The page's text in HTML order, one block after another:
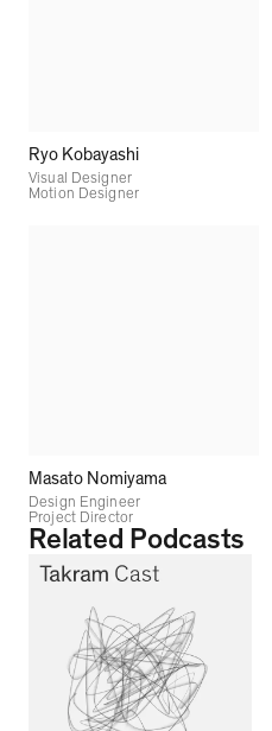
Ryo Kobayashi
Visual Designer
Motion Designer
Masato Nomiyama
Design Engineer
Project Director
Related Podcasts